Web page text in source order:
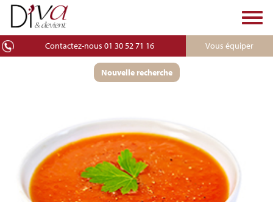
Contactez-nous 01 30 52 71 16 Vous équiper
Nouvelle recherche